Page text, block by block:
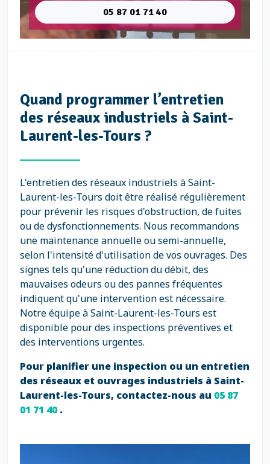
05 87 01 71 40
Quand programmer l’entretien
des réseaux industriels à Saint-
Laurent-les-Tours ?
L'entretien des réseaux industriels à Saint-
Laurent-les-Tours doit être réalisé régulièrement
pour prévenir les risques d'obstruction, de fuites
ou de dysfonctionnements. Nous recommandons
une maintenance annuelle ou semi-annuelle,
selon l'intensité d'utilisation de vos ouvrages. Des
signes tels qu'une réduction du débit, des
mauvaises odeurs ou des pannes fréquentes
indiquent qu'une intervention est nécessaire.
Notre équipe à Saint-Laurent-les-Tours est
disponible pour des inspections préventives et
des interventions urgentes.
Pour planifier une inspection ou un entretien
des réseaux et ouvrages industriels à Saint-
Laurent-les-Tours, contactez-nous au 05 87
01 71 40.